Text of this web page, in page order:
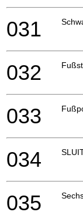
031
032
033
034
035